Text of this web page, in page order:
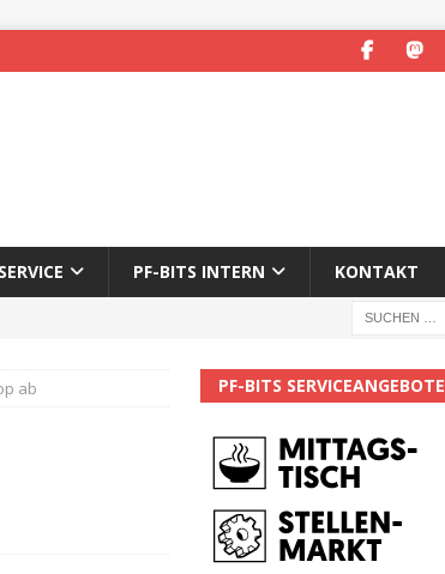
SERVICE PF-BITS INTERN KONTAKT
mehr
ab PF-BITS SERVICEANGEBOTE